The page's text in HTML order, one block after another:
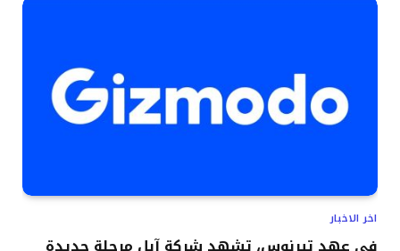
اخر الاخبار